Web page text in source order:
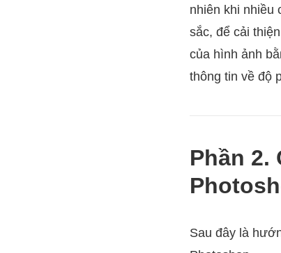
nhiên khi nhiều
sắc, để cải
của hình ảnh
thông tin về độ
Phần 2.
Sau đây là